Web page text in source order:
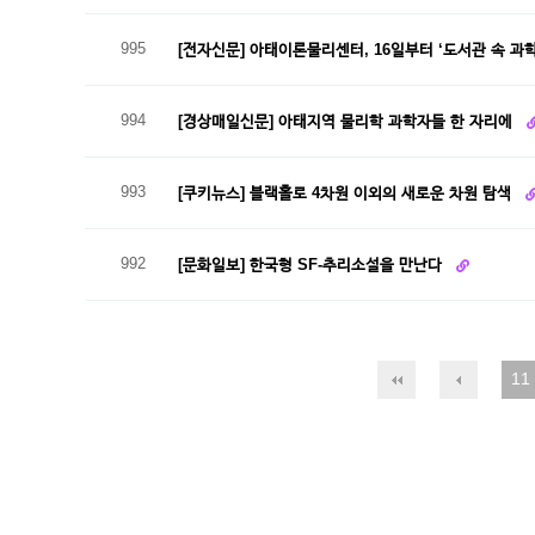
995 [전자신문] 아태이론물리센터, 16일부터 ‘도서관 속 과
994 [경상매일신문] 아태지역 물리학 과학자들 한 자리에
993 [쿠키뉴스] 블랙홀로 4차원 이외의 새로운 차원 탐색
992 [문화일보] 한국형 SF-추리소설을 만난다
11